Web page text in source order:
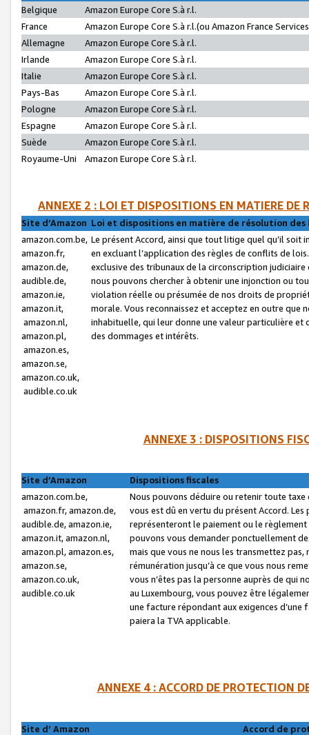
Belgique
Amazon Europe Core S.à r.l.
France
Amazon Europe Core S.à r.l.(ou Amazon France
Allemagne
Amazon Europe Core S.à r.l.
Irlande
Amazon Europe Core S.à r.l.
Italie
Amazon Europe Core S.à r.l.
Pays-Bas
Amazon Europe Core S.à r.l.
Pologne
Amazon Europe Core S.à r.l.
Espagne
Amazon Europe Core S.à r.l.
Suède
Amazon Europe Core S.à r.l.
Royaume-Uni
Amazon Europe Core S.à r.l.
ANNEXE 2 : LOI ET DISPOSITIONS EN MATIERE DE
Site d’Amazon Loi et dispositions en matière de résolution
amazon.com.be,
amazon.fr,
amazon.de,
audible.de,
amazon.ie,
amazon.it,
amazon.nl,
amazon.pl,
amazon.es,
amazon.se,
amazon.co.uk,
audible.co.uk
Le présent Accord, ainsi que tout litige quel qu’il soit
en excluant l’application des règles de conflits de
exclusive des tribunaux de la circonscription
nous pouvons chercher à obtenir une injonction ou
violation réelle ou présumée de nos droits de
morale. Vous reconnaissez et acceptez en outre que
inhabituelle, qui leur donne une valeur particulière
des dommages et intérêts.
ANNEXE 3 : DISPOSITIONS
Site d’Amazon
Dispositions fiscales
amazon.com.be,
amazon.fr, amazon.de,
audible.de, amazon.ie,
amazon.it, amazon.nl,
amazon.pl, amazon.es,
amazon.se,
amazon.co.uk,
audible.co.uk
Nous pouvons déduire ou retenir toute
vous est dû en vertu du présent Accord.
représenteront le paiement ou le
pouvons vous demander ponctuellement
mais que vous ne nous les transmettez
rémunération jusqu’à ce que vous nous
vous n’êtes pas la personne auprès de qui
au Luxembourg, vous pouvez être
une facture répondant aux exigences
paiera la TVA applicable.
ANNEXE 4 : ACCORD DE PROTECTION
Site d’ Amazon
Accord de